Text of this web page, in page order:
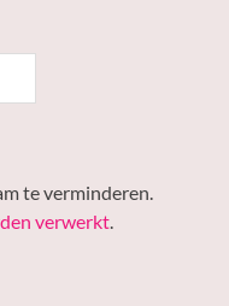
te verminderen.
verwerkt.